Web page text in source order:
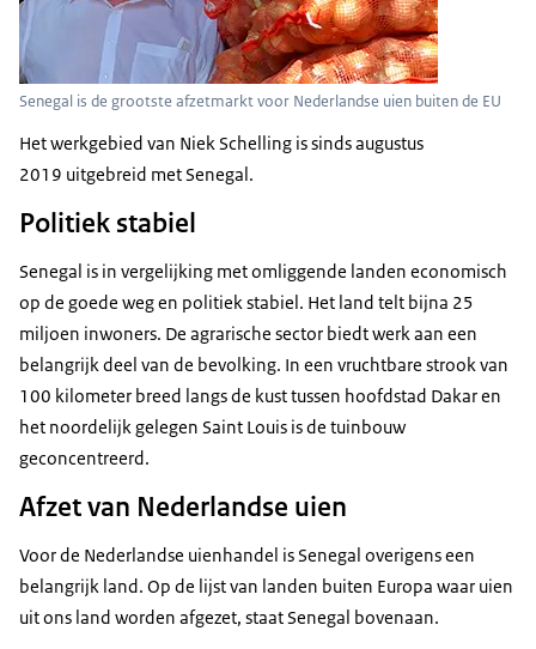
Senegal is de grootste afzetmarkt voor Nederlandse uien buiten de EU
Het werkgebied van Niek Schelling is sinds augustus
2019 uitgebreid met Senegal.
Politiek stabiel
Senegal is in vergelijking met omliggende landen economisch
op de goede weg en politiek stabiel. Het land telt bijna 25
miljoen inwoners. De agrarische sector biedt werk aan een
belangrijk deel van de bevolking. In een vruchtbare strook van
100 kilometer breed langs de kust tussen hoofdstad Dakar en
het noordelijk gelegen Saint Louis is de tuinbouw
geconcentreerd.
Afzet van Nederlandse uien
Voor de Nederlandse uienhandel is Senegal overigens een
belangrijk land. Op de lijst van landen buiten Europa waar uien
uit ons land worden afgezet, staat Senegal bovenaan.